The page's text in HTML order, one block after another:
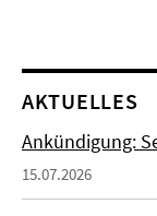
AKTUELLES
Ankündigung:
15.07.2026